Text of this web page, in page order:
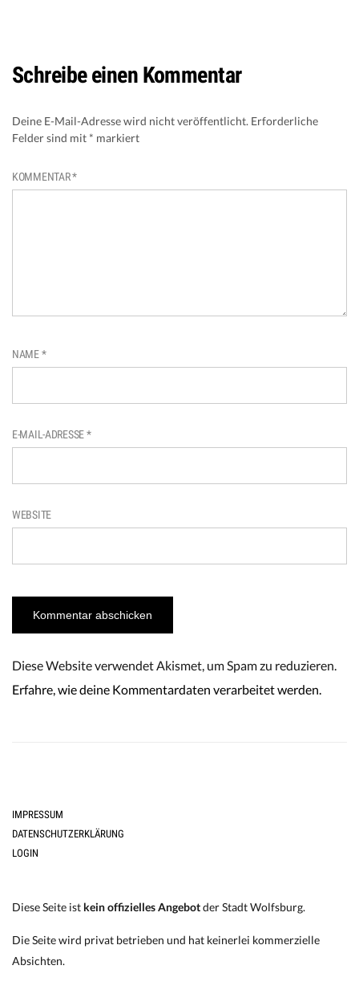
Schreibe einen Kommentar
Deine E-Mail-Adresse wird nicht veröffentlicht. Erforderliche
Felder sind mit * markiert
KOMMENTAR*
NAME*
E-MAIL-ADRESSE*
WEBSITE
Diese Website verwendet Akismet, um Spam zu reduzieren.
Erfahre, wie deine Kommentardaten verarbeitet werden.
IMPRESSUM
DATENSCHUTZERKLÄRUNG
LOGIN
Diese Seite ist kein offizielles Angebotder Stadt Wolfsburg.
Die Seite wird privat betrieben und hat keinerlei kommerzielle
Absichten.